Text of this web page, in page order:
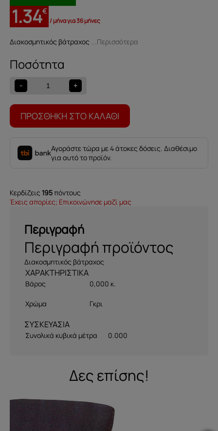
1.34€
/ μήνα για 36 μήνες
Διακοσμητικός βάτραχος ...Περισσότερα
-
Διακοσμητικός
βάτραχος
559001391
ποσότητα
+
ΠΡΟΣΘΉΚΗ ΣΤΟ ΚΑΛΆΘΙ
Αγοράστε τώρα με 4 άτοκες δόσεις. Διαθέσιμο
για αυτό το προϊόν.
Κερδίζεις 195πόντους
Έχεις απορίες; Επικοινώνησε μαζί μας
Περιγραφή
Περιγραφή προϊόντος
Διακοσμητικός βάτραχος
Βάρος 0,000 κ.
Χρώμα Γκρι
ΣΥΣΚΕΥΑΣΙΑ
Συνολικά κυβικά μέτρα 0.000
Δες επίσης!